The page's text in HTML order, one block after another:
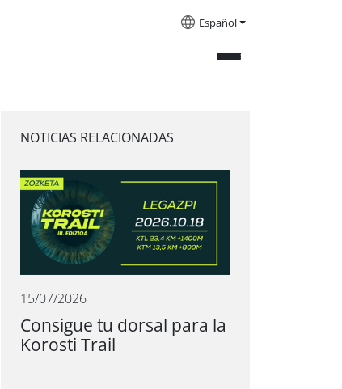
Español
NOTICIAS RELACIONADAS
15/07/2026
Consigue tu dorsal para la
Korosti Trail